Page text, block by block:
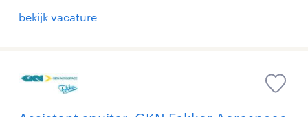
bekijk vacature